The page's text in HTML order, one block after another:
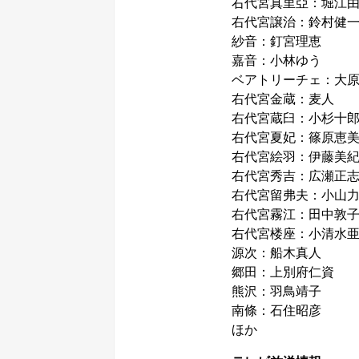
右代宮真里亞：堀江
右代宮譲治：鈴村健一
紗音：釘宮理恵
嘉音：小林ゆう
ベアトリーチェ：大
右代宮金蔵：麦人
右代宮蔵臼：小杉十
右代宮夏妃：篠原恵美
右代宮絵羽：伊藤美紀
右代宮秀吉：広瀬正志
右代宮留弗夫：小山
右代宮霧江：田中敦子
右代宮楼座：小清水
源次：船木真人
郷田：上別府仁資
熊沢：羽鳥靖子
南條：石住昭彦
ほか